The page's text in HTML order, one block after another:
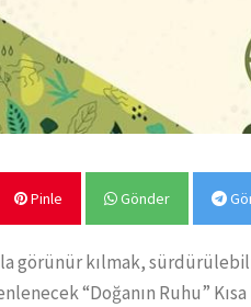
Pinle Gönder
görünür kılmak,
“Doğanın Ruhu” Kısa